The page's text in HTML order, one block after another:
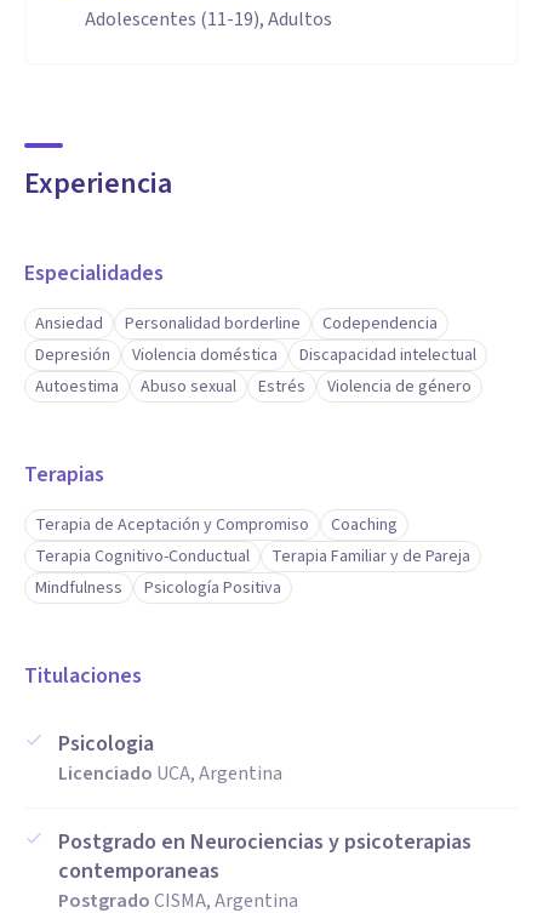
Adolescentes (11-19), Adultos
Experiencia
Especialidades
Ansiedad Personalidad borderline
Codependencia
Depresión
Violencia doméstica
Discapacidad intelectual
Autoestima
Abuso sexual Estrés Violencia de género
Terapias
Terapia de Aceptación y Compromiso
Coaching
Terapia Cognitivo-Conductual
Terapia Familiar y de Pareja
Mindfulness
Psicología Positiva
Titulaciones
Psicologia
Licenciado UCA, Argentina
Postgrado en Neurociencias y psicoterapias
contemporaneas
PostgradoCISMA, Argentina